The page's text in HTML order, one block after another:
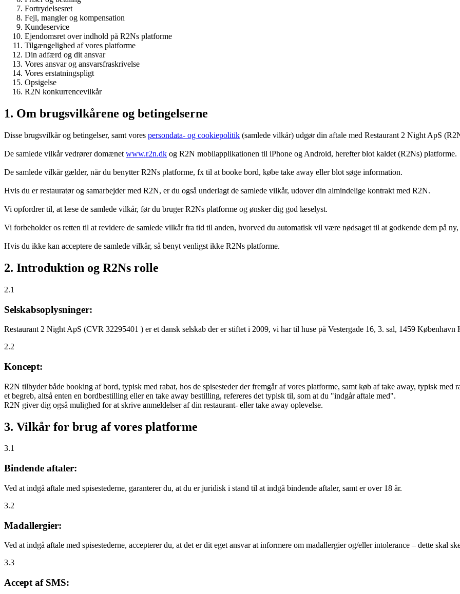
Fortrydelsesret
Fejl, mangler og kompensation
Kundeservice
Ejendomsret over indhold på R2Ns platforme
Tilgængelighed af vores platforme
Din adfærd og dit ansvar
Vores ansvar og ansvarsfraskrivelse
Vores erstatningspligt
Opsigelse
R2N konkurrencevilkår
1. Om brugsvilkårene og betingelserne
Disse brugsvilkår og betingelser, samt vores persondata- og cookiepolitik (samlede vilkår) udgør din aftale med Restaurant 2 Night ApS
De samlede vilkår vedrører domænet www.r2n.dk og R2N mobilapplikationen til iPhone og Android, herefter blot kaldet (R2Ns) platforme.
De samlede vilkår gælder, når du benytter R2Ns platforme, fx til at booke bord, købe take away eller blot søge information.
Hvis du er restauratør og samarbejder med R2N, er du også underlagt de samlede vilkår, udover din almindelige kontrakt med R2N.
Vi opfordrer til, at læse de samlede vilkår, før du bruger R2Ns platforme og ønsker dig god læselyst.
Vi forbeholder os retten til at revidere de samlede vilkår fra tid til anden, hvorved du automatisk vil være nødsaget til at godkende dem på
Hvis du ikke kan acceptere de samlede vilkår, så benyt venligst ikke R2Ns platforme.
2. Introduktion og R2Ns rolle
2.1
Selskabsoplysninger:
Restaurant 2 Night ApS (CVR 32295401 ) er et dansk selskab der er stiftet i 2009, vi har til huse på Vestergade 16, 3. sal, 1459 København
2.2
Koncept:
R2N tilbyder både booking af bord, typisk med rabat, hos de spisesteder der fremgår af vores platforme, samt køb af take away, typisk med
et begreb, altså enten en bordbestilling eller en take away bestilling, refereres det typisk til, som at du "indgår aftale med".
R2N giver dig også mulighed for at skrive anmeldelser af din restaurant- eller take away oplevelse.
3. Vilkår for brug af vores platforme
3.1
Bindende aftaler:
Ved at indgå aftale med spisestederne, garanterer du, at du er juridisk i stand til at indgå bindende aftaler, samt er over 18 år.
3.2
Madallergier:
Ved at indgå aftale med spisestederne, accepterer du, at det er dit eget ansvar at informere om madallergier og/eller intolerance – dette skal
3.3
Accept af SMS: